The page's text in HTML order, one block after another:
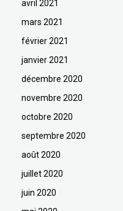
avril 2021
mars 2021
février 2021
janvier 2021
décembre 2020
novembre 2020
octobre 2020
septembre 2020
août 2020
juillet 2020
juin 2020